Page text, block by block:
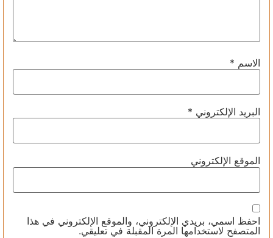
الاسم *
البريد الإلكتروني *
الموقع الإلكتروني
احفظ اسمي، بريدي الإلكتروني، والموقع الإلكتروني في هذا
المتصفح لاستخدامها المرة المقبلة في تعليقي.